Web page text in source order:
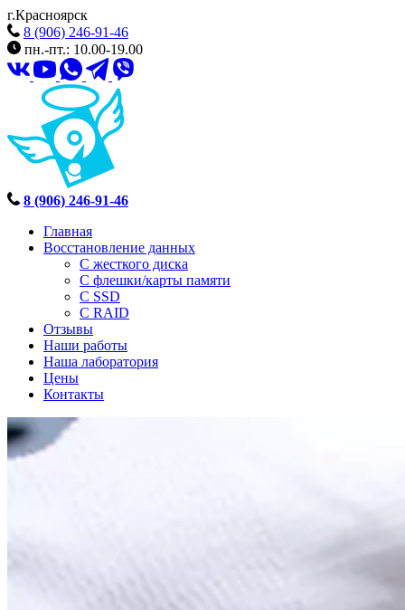
г.Красноярск
8 (906) 246-91-46
пн.-пт.: 10.00-19.00
8 (906) 246-91-46
Главная
Восстановление данных
С жесткого диска
С флешки/карты памяти
С SSD
С RAID
Отзывы
Наши работы
Наша лаборатория
Цены
Контакты